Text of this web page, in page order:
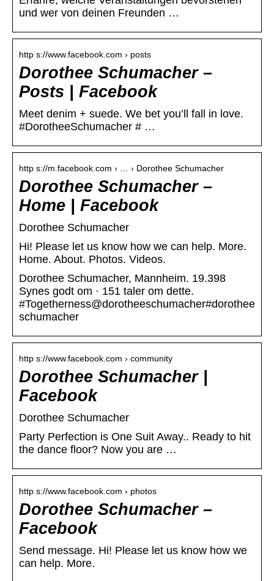
und wer von deinen Freunden …
http s://www.facebook.com › posts
Dorothee Schumacher –
Posts | Facebook
Meet denim + suede. We bet you’ll fall in love.
#DorotheeSchumacher # …
http s://m.facebook.com › … › Dorothee Schumacher
Dorothee Schumacher –
Home | Facebook
Dorothee Schumacher
Hi! Please let us know how we can help. More.
Home. About. Photos. Videos.
Dorothee Schumacher, Mannheim. 19.398
Synes godt om · 151 taler om dette.
#Togetherness@dorotheeschumacher#dorothee
schumacher
http s://www.facebook.com › community
Dorothee Schumacher |
Facebook
Dorothee Schumacher
Party Perfection is One Suit Away.. Ready to hit
the dance floor? Now you are …
http s://www.facebook.com › photos
Dorothee Schumacher –
Facebook
Send message. Hi! Please let us know how we
can help. More.